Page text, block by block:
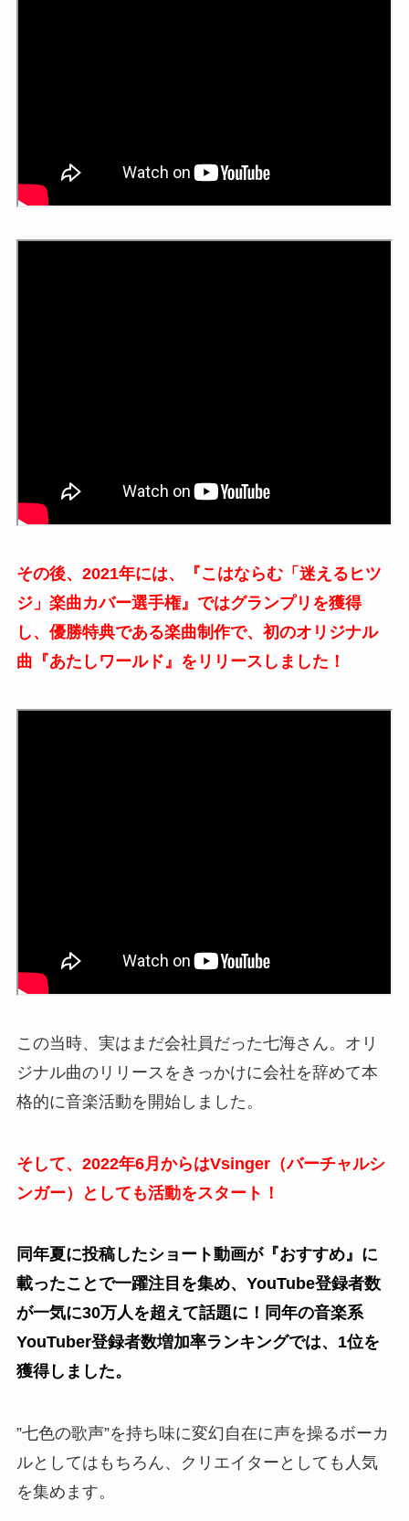
その後、2021年には、『こはならむ「迷えるヒツ
ジ」楽曲カバー選手権』ではグランプリを獲得
し、 優勝特典である楽曲制作で、初のオリジナル
曲『あたしワールド』をリリースしました！
この当時、実はまだ会社員だった七海さん。オリ
ジナル曲のリリースをきっかけに会社を辞めて本
格的に音楽活動を開始しました。
そして、2022年6月からはVsinger（バーチャルシ
ンガー）としても活動をスタート！
同年夏に投稿したショート動画が『おすすめ』に
載ったことで一躍注目を集め、YouTube登録者数
が一気に30万人を超えて話題に！ 同年の音楽系
YouTuber登録者数増加率ランキングでは、1位を
獲得しました。
”七色の歌声”を持ち味に変幻自在に声を操るボーカ
ルとしてはもちろん、クリエイターとしても人気
を集めます。